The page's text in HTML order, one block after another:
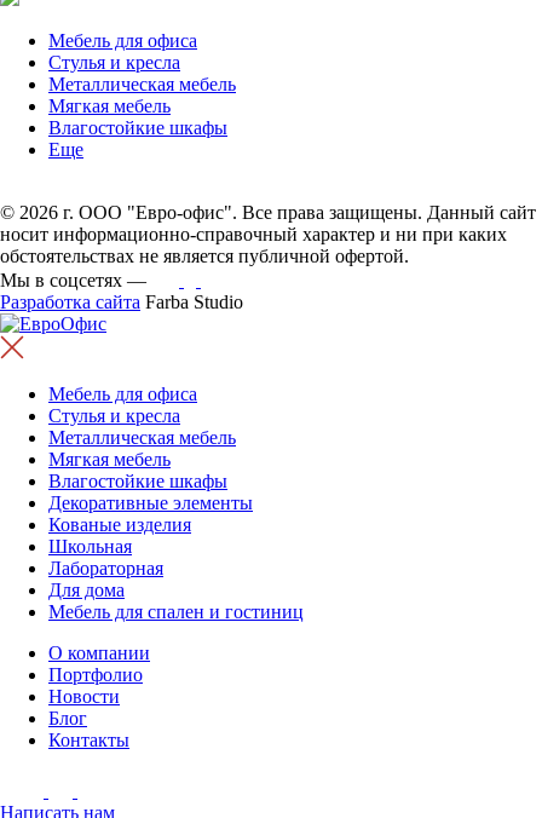
Мебель для офиса
Стулья и кресла
Металлическая мебель
Мягкая мебель
Влагостойкие шкафы
Еще
© 2026 г. ООО "Евро-офис". Все права защищены. Данный сайт
носит информационно-справочный характер и ни при каких
обстоятельствах не является публичной офертой.
Мы в соцсетях —
Разработка сайта Farba Studio
Мебель для офиса
Стулья и кресла
Металлическая мебель
Мягкая мебель
Влагостойкие шкафы
Декоративные элементы
Кованые изделия
Школьная
Лабораторная
Для дома
Мебель для спален и гостиниц
О компании
Портфолио
Новости
Блог
Контакты
Написать нам